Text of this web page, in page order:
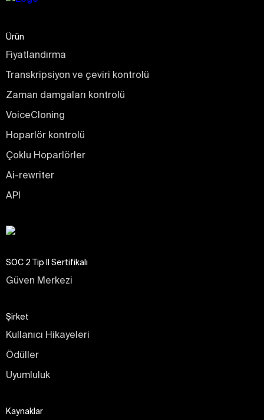
Ürün
Fiyatlandırma
Transkripsiyon ve çeviri kontrolü
Zaman damgaları kontrolü
VoiceCloning
Hoparlör kontrolü
Çoklu Hoparlörler
Ai-rewriter
API
SOC 2 Tip II Sertifikalı
Güven Merkezi
Şirket
Kullanıcı Hikayeleri
Ödüller
Uyumluluk
Kaynaklar